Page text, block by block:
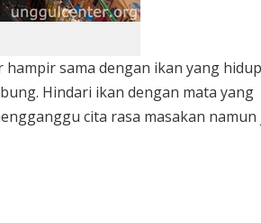
sama dengan ikan yang
Hindari ikan dengan mata yang
cita rasa masakan namun